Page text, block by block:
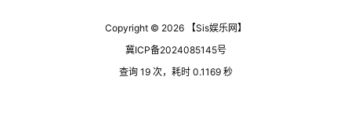
Copyright © 2026【Sis娱乐网】
冀ICP备2024085145号
查询 19 次，耗时 0.1169 秒